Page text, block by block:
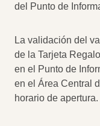
del Punto de
La validación del
de la Tarjeta
en el Punto de
en el Área Central
horario de apertura.